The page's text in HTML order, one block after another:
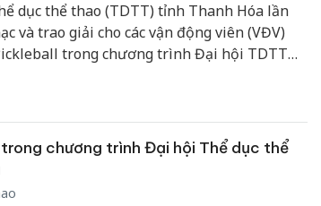
dục thể thao (TDTT) tỉnh Thanh Hóa lần
và trao giải cho các vận động viên (VĐV)
trong chương trình Đại hội TDTT
chương trình Đại hội Thể dục thể